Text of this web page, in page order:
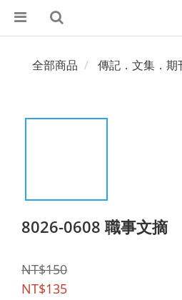
全部商品 傳記．文集．期
8026-0608 職事文摘
NT$150
NT$135